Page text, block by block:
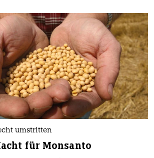
umstritten
für Monsanto